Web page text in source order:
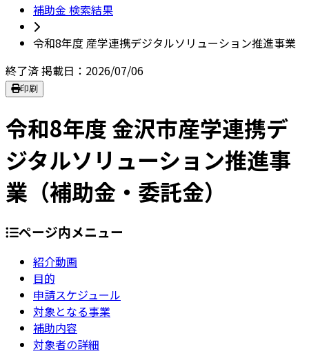
補助金 検索結果
令和8年度 産学連携デジタルソリューション推進事業
終了済掲載日：2026/07/06
印刷
令和8年度 金沢市産学連携デ
ジタルソリューション推進事
業（補助金・委託金）
ページ内メニュー
紹介動画
目的
申請スケジュール
対象となる事業
補助内容
対象者の詳細